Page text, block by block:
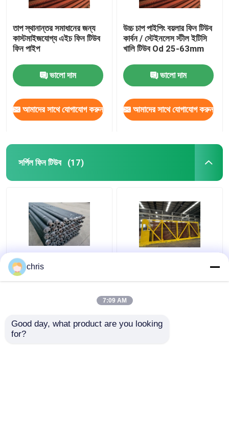
তাপ স্থানান্তর সমাধানের জন্য
কাস্টমাইজযোগ্য এইচ ফিন টিউব
ফিন পাইপ
ভালো দাম
আমাদের সাথে যোগাযোগ করুন
উচ্চ চাপ পাইপিং বয়লার ফিন টিউব
কার্বন / স্টেইনলেস স্টীল ইটিসি
খালি টিউব Od 25-63mm
ভালো দাম
আমাদের সাথে যোগাযোগ করুন
সর্পিল ফিন টিউব (17)
তাপ এক্সচেঞ্জার স্পাইরাল ফিন
টিউব পরিধান প্রতিরোধের
এক্সচেঞ্জার ফিনড টিউব
chris
7:09 AM
Good day, what product are you looking
for?